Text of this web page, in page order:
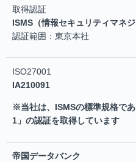
取得認証
ISMS（情報セキュリティマネジ
認証範囲：東京本社
ISO27001
IA210091
※当社は、ISMSの標準規格で
1」の認証を取得しています
帝国データバンク